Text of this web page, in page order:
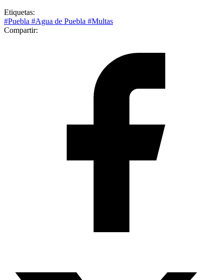
Etiquetas:
#Puebla #Agua de Puebla #Multas
Compartir: